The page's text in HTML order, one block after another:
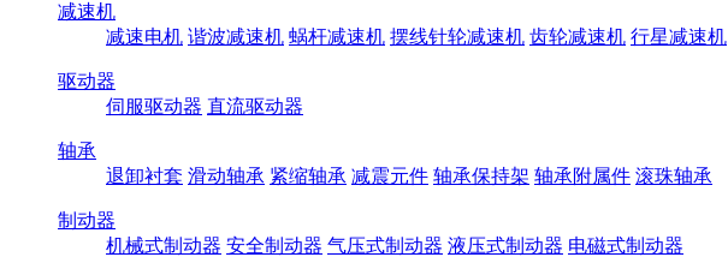
减速机
减速电机 谐波减速机 蜗杆减速机 摆线针轮减速机 齿轮减速机 行星减速机
驱动器
伺服驱动器 直流驱动器
轴承
退卸衬套 滑动轴承 紧缩轴承 减震元件 轴承保持架 轴承附属件 滚珠轴承
制动器
机械式制动器 安全制动器 气压式制动器 液压式制动器 电磁式制动器